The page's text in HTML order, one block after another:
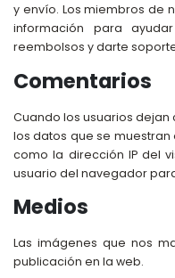
y envío. Los miembros de
información para
reembolsos y darte
Comentarios
Cuando los usuarios
los datos que se
como la dirección IP del
usuario del navegador
Medios
Las imágenes que nos
publicación en la web.